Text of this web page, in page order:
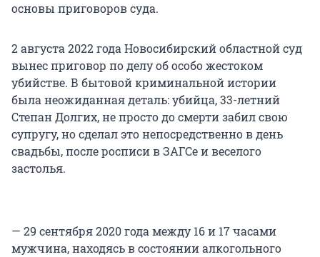
основы приговоров суда.
2 августа 2022 года Новосибирский областной суд
вынес приговор по делу об особо жестоком
убийстве. В бытовой криминальной истории
была неожиданная деталь: убийца, 33-летний
Степан Долгих, не просто до смерти забил свою
супругу, но сделал это непосредственно в день
свадьбы, после росписи в ЗАГСе и веселого
застолья.
— 29 сентября 2020 года между 16 и 17 часами
мужчина, находясь в состоянии алкогольного